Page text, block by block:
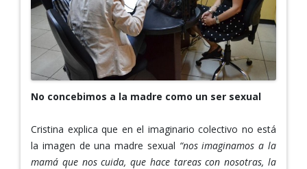
No concebimos a la madre como un ser sexual
Cristina explica que en el imaginario colectivo no está
la imagen de una madre sexual “nos imaginamos a la
mamá que nos cuida, que hace tareas con nosotras, la